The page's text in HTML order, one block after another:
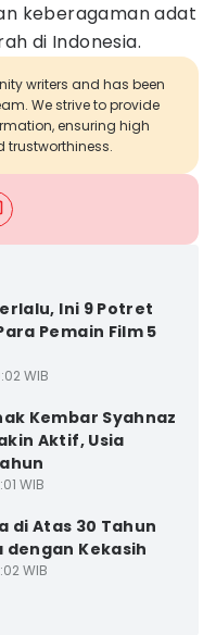
keberagaman adat
di Indonesia.
writers and has been
We strive to provide
ensuring high
trustworthiness.
Ini 9 Potret
Pemain Film 5
WIB
Kembar Syahnaz
Aktif, Usia
WIB
di Atas 30 Tahun
dengan Kekasih
WIB